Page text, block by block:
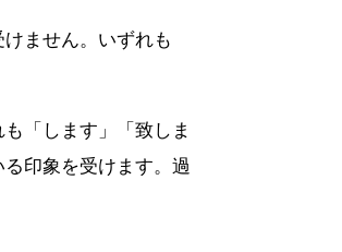
ません。いずれも
「します」「致しま
印象を受けます。過